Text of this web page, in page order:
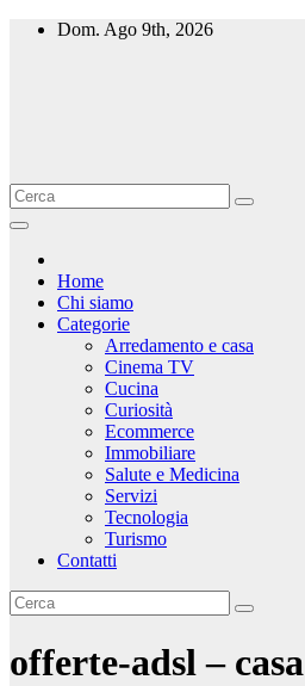
Salta
Dom. Ago 9th, 2026
Home
Chi siamo
Categorie
Arredamento e casa
Cinema TV
Cucina
Curiosità
Ecommerce
Immobiliare
Salute e Medicina
Servizi
Tecnologia
Turismo
Contatti
offerte-adsl – casa